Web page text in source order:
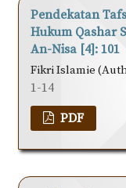
Pendekatan
Hukum Qashar
An-Nisa [4]: 101
Fikri Islamie
1-14
PDF